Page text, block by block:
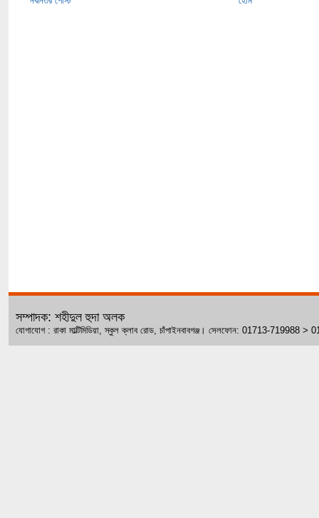
সম্পাদক: শহীদুল হুদা অলক
যোগাযোগ : রাকা মাল্টিমিডিয়া, স্কুল ক্লাব রোড, চাঁপাইনবাবগঞ্জ। সেলফোন: 01713-